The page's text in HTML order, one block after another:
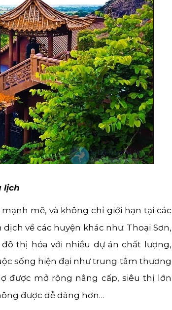
lịch
mẽ, và không chỉ giới hạn tại các
về các huyện khác như: Thoại Sơn,
thị hóa với nhiều dự án chất lượng,
sống hiện đại như trung tâm thương
được mở rộng nâng cấp, siêu thị lớn
được dễ dàng hơn…